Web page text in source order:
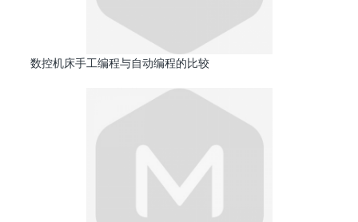
数控机床手工编程与自动编程的比较